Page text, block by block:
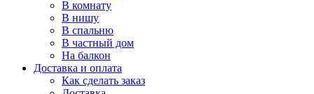
В комнату
В нишу
В спальню
В частный дом
На балкон
Доставка и оплата
Как сделать заказ